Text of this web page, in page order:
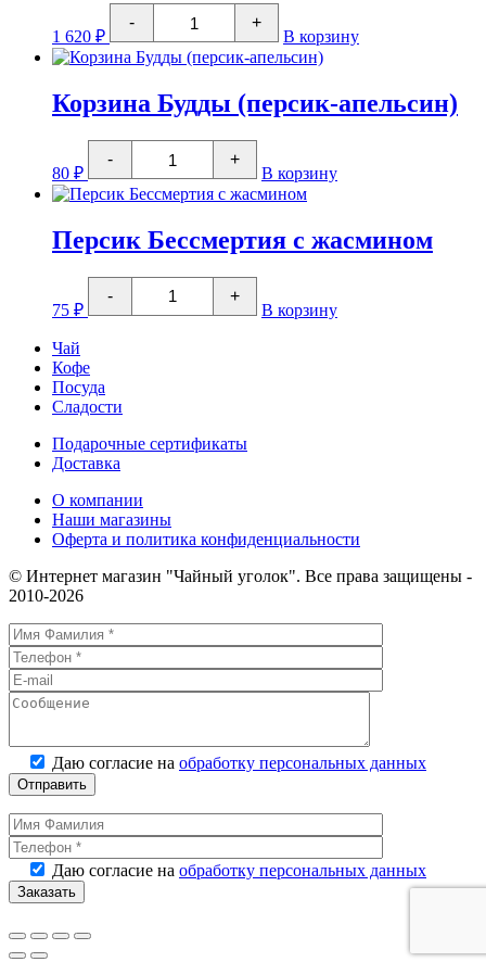
1 620 ₽
-
Количество
товара
Набор
крупнолистовых
черных
чаев
+
В корзину
Корзина Будды (персик-апельсин)
80 ₽
-
Количество
товара
Корзина
Будды
апельсин)
+
В корзину
Персик Бессмертия с жасмином
75 ₽
-
Количество
товара
Персик
+
В корзину
Чай
Кофе
Посуда
Сладости
Подарочные сертификаты
Доставка
О компании
Наши магазины
Оферта и политика конфиденциальности
© Интернет магазин "Чайный уголок". Все права защищены -
2010-2026
Даю согласие на обработку персональных данных
Даю согласие на обработку персональных данных